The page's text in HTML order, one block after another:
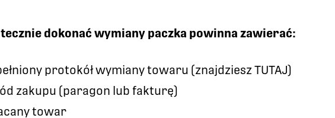
dokonać wymiany paczka powinna zawierać:
protokół wymiany towaru (znajdziesz TUTAJ)
zakupu (paragon lub fakturę)
towar